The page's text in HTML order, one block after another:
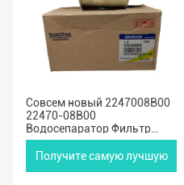
Совсем новый 2247008B00
22470-08B00
Водосепаратор Фильтр
топлива для Ssangyong
Rexton Kyron
Получите самую лучшую